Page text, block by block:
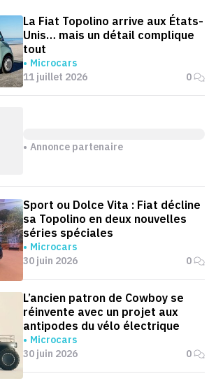
La Fiat Topolino arrive aux États-
Unis… mais un détail complique
tout
Microcars
11 juillet 2026
0
Annonce partenaire
Sport ou Dolce Vita : Fiat décline
sa Topolino en deux nouvelles
séries spéciales
Microcars
30 juin 2026
0
L’ancien patron de Cowboy se
réinvente avec un projet aux
antipodes du vélo électrique
Microcars
30 juin 2026
0